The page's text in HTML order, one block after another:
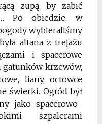
zupą, by zabić
Po obiedzie, w
wybieraliśmy
altana z trejażu
i spacerowe
gatunków krzewów,
liany, octowce
świerki. Ogród był
jako spacerowo-
szpalerami